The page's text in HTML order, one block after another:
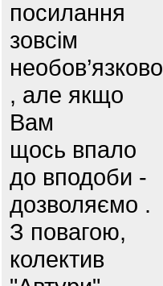
посилання
зовсім
необов’язково
, але якщо
Вам
щось впало
до вподоби -
дозволяємо .
З повагою,
колектив